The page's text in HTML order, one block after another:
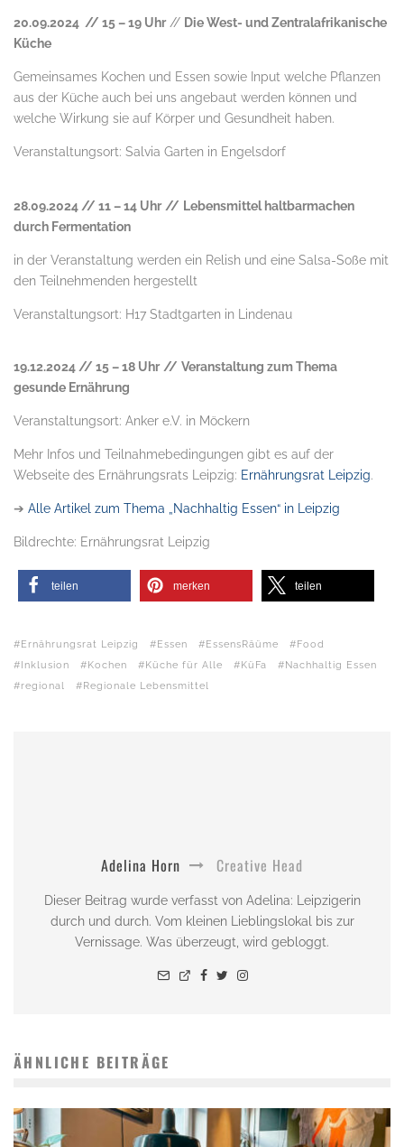
20.09.2024 // 15 – 19 Uhr// Die West- und Zentralafrikanische
Küche
Gemeinsames Kochen und Essen sowie Input welche Pflanzen
aus der Küche auch bei uns angebaut werden können und
welche Wirkung sie auf Körper und Gesundheit haben.
Veranstaltungsort: Salvia Garten in Engelsdorf
28.09.2024 // 11 – 14 Uhr // Lebensmittel haltbarmachen
durch Fermentation
in der Veranstaltung werden ein Relish und eine Salsa-Soße mit
den Teilnehmenden hergestellt
Veranstaltungsort: H17 Stadtgarten in Lindenau
19.12.2024 // 15 – 18 Uhr // Veranstaltung zum Thema
gesunde Ernährung
Veranstaltungsort: Anker e.V. in Möckern
Mehr Infos und Teilnahmebedingungen gibt es auf der
Webseite des Ernährungsrats Leipzig: Ernährungsrat Leipzig.
➔ Alle Artikel zum Thema „Nachhaltig Essen“ in Leipzig
Bildrechte: Ernährungsrat Leipzig
teilen merken teilen
Ernährungsrat Leipzig Essen EssensRäüme
Food
Inklusion
Kochen Küche für Alle KüFa
Nachhaltig Essen
regional
Regionale Lebensmittel
Adelina Horn Creative Head
Dieser Beitrag wurde verfasst von Adelina: Leipzigerin
durch und durch. Vom kleinen Lieblingslokal bis zur
Vernissage. Was überzeugt, wird gebloggt.
ÄHNLICHE BEITRÄGE